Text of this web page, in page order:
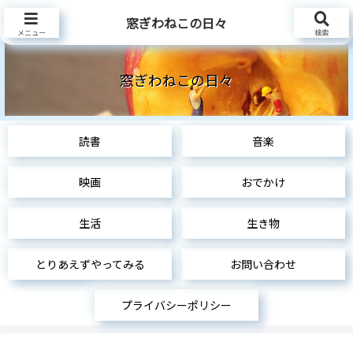
いまから、これから、とりあえずやってみるサイト
窓ぎわねこの日々
読書 音楽
映画 おでかけ
生活 生き物
とりあえずやってみる お問い合わせ
プライバシーポリシー
メニュー
窓ぎわねこの日々
検索